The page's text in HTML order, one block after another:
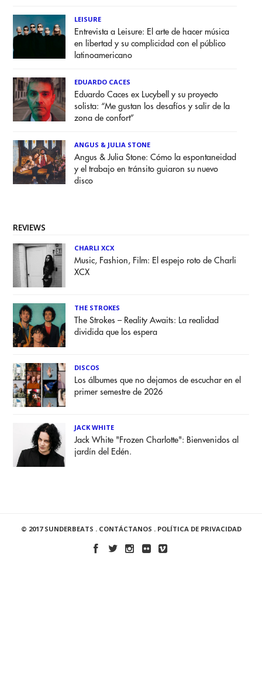
LEISURE
Entrevista a Leisure: El arte de hacer música
en libertad y su complicidad con el público
latinoamericano
EDUARDO CACES
Eduardo Caces ex Lucybell y su proyecto
solista: “Me gustan los desafíos y salir de la
zona de confort”
ANGUS & JULIA STONE
Angus & Julia Stone: Cómo la espontaneidad
y el trabajo en tránsito guiaron su nuevo
disco
REVIEWS
CHARLI XCX
Music, Fashion, Film: El espejo roto de Charli
XCX
THE STROKES
The Strokes – Reality Awaits: La realidad
dividida que los espera
DISCOS
Los álbumes que no dejamos de escuchar en el
primer semestre de 2026
JACK WHITE
Jack White "Frozen Charlotte": Bienvenidos al
jardín del Edén.
© 2017 SUNDERBEATS . CONTÁCTANOS . POLÍTICA DE PRIVACIDAD